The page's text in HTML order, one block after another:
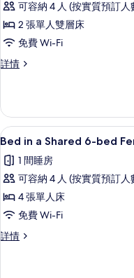
有
共
宿
的
相
片
可容納 4 人 (按實質預訂人
2 張單人雙層床
免費 Wi-Fi
詳情
共
詳
情
載
入
所
有
Bed
in
a
4
Bed in a Shared 6-bed
1 間睡房
可容納 4 人 (按實質預訂人
4 張單人床
免費 Wi-Fi
詳情
Bed